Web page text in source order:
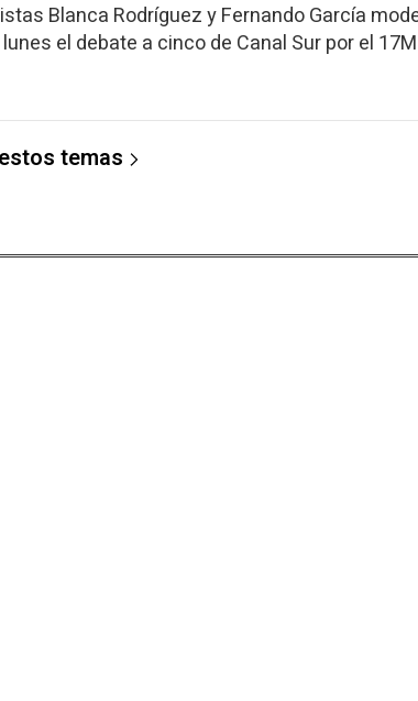
Blanca Rodríguez y Fernando García
el debate a cinco de Canal Sur por el 17M
temas